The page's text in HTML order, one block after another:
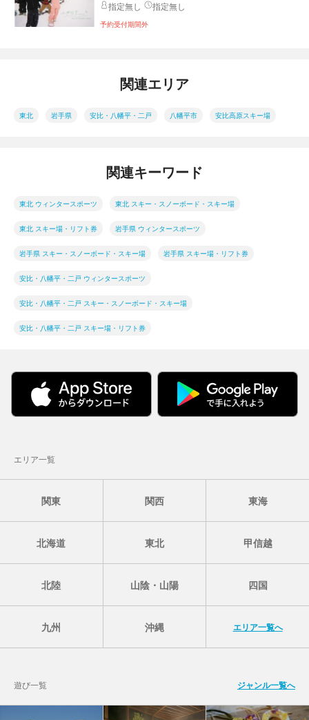
指定無し
指定無し
予約受付期間外
関連エリア
東北 岩手県 安比・八幡平・二戸 八幡平市 安比高原スキー場
関連キーワード
東北 ウィンタースポーツ 東北 スキー・スノーボード・スキー場
東北 スキー場・リフト券 岩手県 ウィンタースポーツ
岩手県 スキー・スノーボード・スキー場 岩手県 スキー場・リフト券
安比・八幡平・二戸 ウィンタースポーツ
安比・八幡平・二戸 スキー・スノーボード・スキー場
安比・八幡平・二戸 スキー場・リフト券
エリア一覧
関東 関西 東海
北海道 東北 甲信越
北陸 山陰・山陽 四国
九州 沖縄 エリア一覧へ
遊び一覧 ジャンル一覧へ